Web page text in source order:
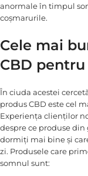
anormale în timpul
coșmarurile.
Cele mai
CBD
În ciuda acestei
produs CBD este cel
Experiența clienților
despre ce produse
dormiți mai bine și
zi. Produsele care
somnul sunt: